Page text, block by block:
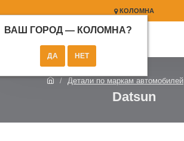
КОЛОМНА
ВАШ ГОРОД — КОЛОМНА?
Детали по маркам автомобилей
Datsun